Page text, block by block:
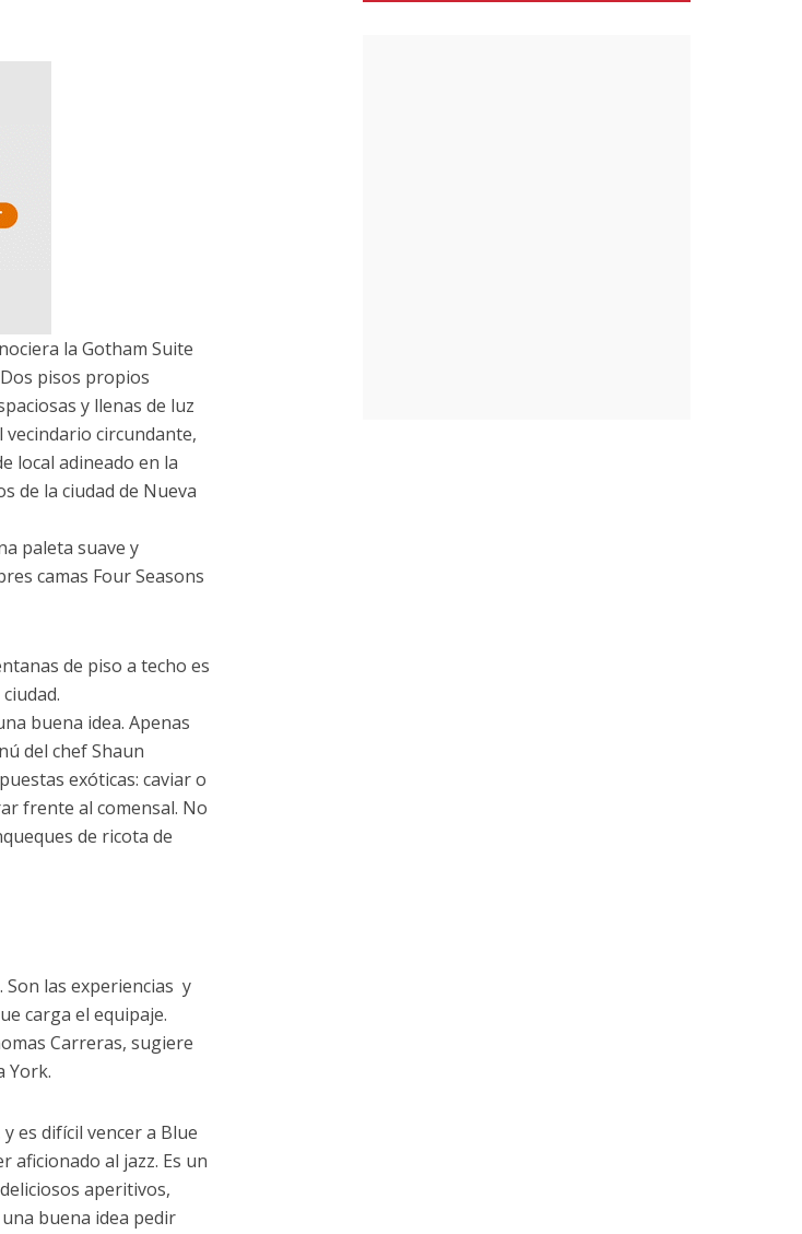
la Gotham Suite
pisos propios
y llenas de luz
circundante,
local adineado en la
de la ciudad de Nueva
paleta suave y
camas Four Seasons
de piso a techo es
buena idea. Apenas
del chef Shaun
exóticas: caviar o
frente al comensal. No
de ricota de
Son las experiencias y
carga el equipaje.
Carreras, sugiere
York.
es difícil vencer a Blue
aficionado al jazz. Es un
aperitivos,
buena idea pedir